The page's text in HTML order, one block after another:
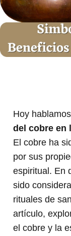
Hoy
del cobre en
El cobre ha
por sus
espiritual. En
sido
rituales de
artículo,
el cobre y la